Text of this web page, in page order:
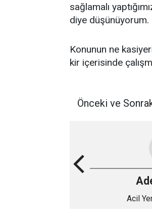
sağlamalı
diye düşünüyorum.
Konunun ne
kir içerisinde
Önceki ve
Acil